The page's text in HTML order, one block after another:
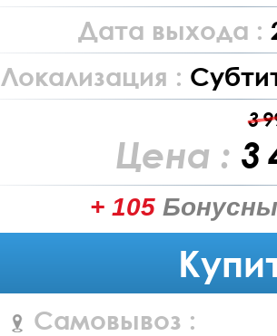
Дата выхода :
Локализация :
3
Цена : 3
+ 105
Самовывоз :